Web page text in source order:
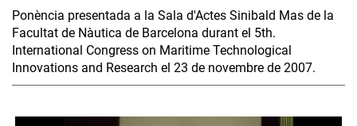
Ponència presentada a la Sala d'Actes Sinibald Mas de la
Facultat de Nàutica de Barcelona durant el 5th.
International Congress on Maritime Technological
Innovations and Research el 23 de novembre de 2007.